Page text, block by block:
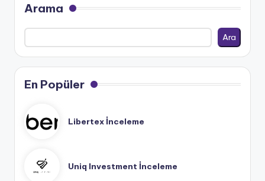
Arama
Ara
En Popüler
Libertex İnceleme
Uniq Investment İnceleme